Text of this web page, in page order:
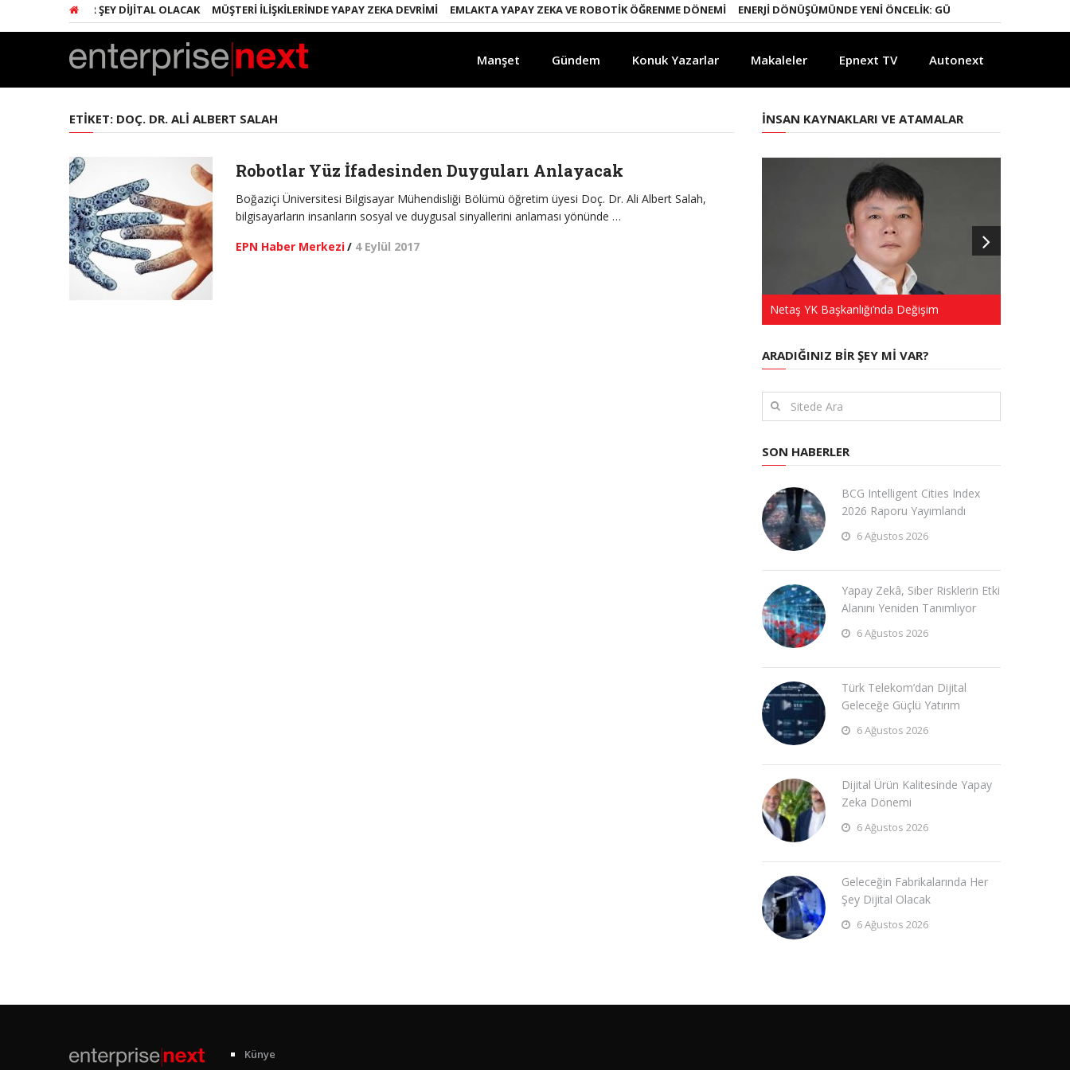
HER ŞEY DIJITAL OLACAK MÜŞTERI İLIŞKILERINDE YAPAY ZEKA DEVRIMI EMLAKTA YAPAY ZEKA VE ROBOTIK ÖĞRENME DÖNEMI ENERJI DÖNÜŞÜMÜNDE YENI ÖNCELIK: GÜÇLÜ ELEKTRIK ŞEBEKELERI
Manşet Gündem Konuk Yazarlar Makaleler Epnext TV Autonext
ETIKET: DOÇ. DR. ALI ALBERT SALAH
Robotlar Yüz İfadesinden Duyguları Anlayacak
Boğaziçi Üniversitesi Bilgisayar Mühendisliği Bölümü öğretim üyesi Doç. Dr. Ali Albert Salah,
bilgisayarların insanların sosyal ve duygusal sinyallerini anlaması yönünde …
EPN Haber Merkezi/ 4 Eylül 2017
İNSAN KAYNAKLARI VE ATAMALAR
Netaş YK Başkanlığı’nda Değişim
ARADIĞINIZ BIR ŞEY MI VAR?
SON HABERLER
BCG Intelligent Cities Index
2026 Raporu Yayımlandı
6 Ağustos 2026
Yapay Zekâ, Siber Risklerin Etki
Alanını Yeniden Tanımlıyor
6 Ağustos 2026
Türk Telekom’dan Dijital
Geleceğe Güçlü Yatırım
6 Ağustos 2026
Dijital Ürün Kalitesinde Yapay
Zeka Dönemi
6 Ağustos 2026
Geleceğin Fabrikalarında Her
Şey Dijital Olacak
6 Ağustos 2026
Künye